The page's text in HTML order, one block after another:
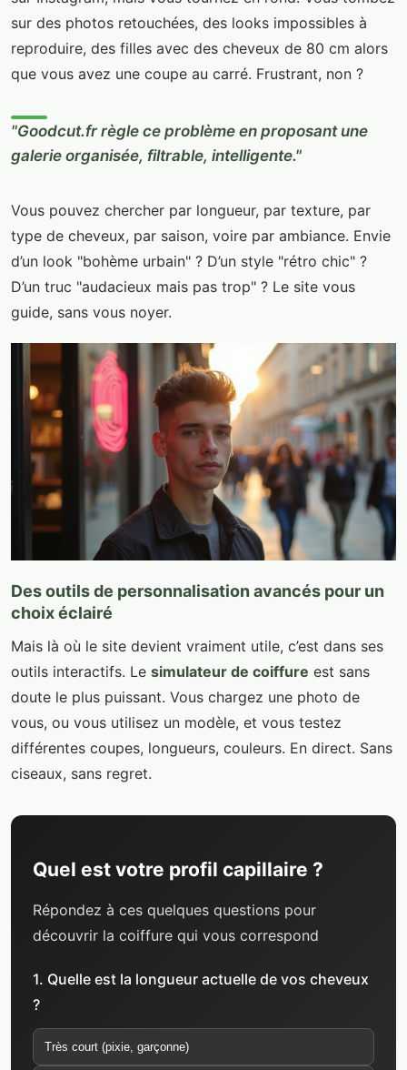
sur des photos retouchées, des looks impossibles à
reproduire, des filles avec des cheveux de 80 cm alors
que vous avez une coupe au carré. Frustrant, non ?
"Goodcut.fr règle ce problème en proposant une
galerie organisée, filtrable, intelligente."
Vous pouvez chercher par longueur, par texture, par
type de cheveux, par saison, voire par ambiance. Envie
d’un look "bohème urbain" ? D’un style "rétro chic" ?
D’un truc "audacieux mais pas trop" ? Le site vous
guide, sans vous noyer.
Des outils de personnalisation avancés pour un
choix éclairé
Mais là où le site devient vraiment utile, c’est dans ses
outils interactifs. Le simulateur de coiffure est sans
doute le plus puissant. Vous chargez une photo de
vous, ou vous utilisez un modèle, et vous testez
différentes coupes, longueurs, couleurs. En direct. Sans
ciseaux, sans regret.
Quel est votre profil capillaire ?
Répondez à ces quelques questions pour
découvrir la coiffure qui vous correspond
1. Quelle est la longueur actuelle de vos cheveux
?
Très court (pixie, garçonne)